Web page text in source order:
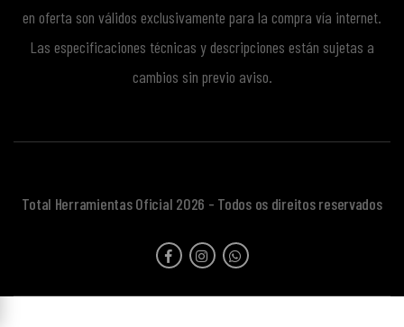
en oferta son válidos exclusivamente para la compra vía internet.
Las especificaciones técnicas y descripciones están sujetas a
cambios sin previo aviso.
Total Herramientas Oficial 2026 - Todos os direitos reservados